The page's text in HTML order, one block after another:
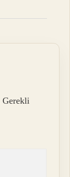
Gerekli